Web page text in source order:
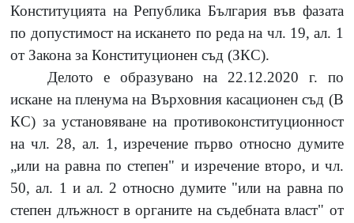
Конституцията на Република България във фазата
по допустимост на искането по реда на чл. 19, ал. 1
от Закона за Конституционен съд (ЗКС).
Делото е образувано на 22.12.2020 г. по
искане на пленума на Върховния касационен съд (В
КС) за установяване на противоконституционност
на чл. 28, ал. 1, изречение първо относно думите
„или на равна по степен" и изречение второ, и чл.
50, ал. 1 и ал. 2 относно думите "или на равна по
степен длъжност в органите на съдебната власт" от